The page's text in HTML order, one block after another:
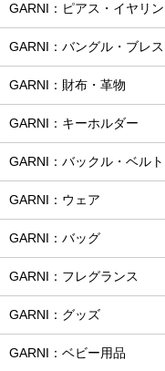
GARNI：ピアス・イヤリ
GARNI：バングル・ブレ
GARNI：財布・革物
GARNI：キーホルダー
GARNI：バックル・ベルト
GARNI：ウェア
GARNI：バッグ
GARNI：フレグランス
GARNI：グッズ
GARNI：ベビー用品